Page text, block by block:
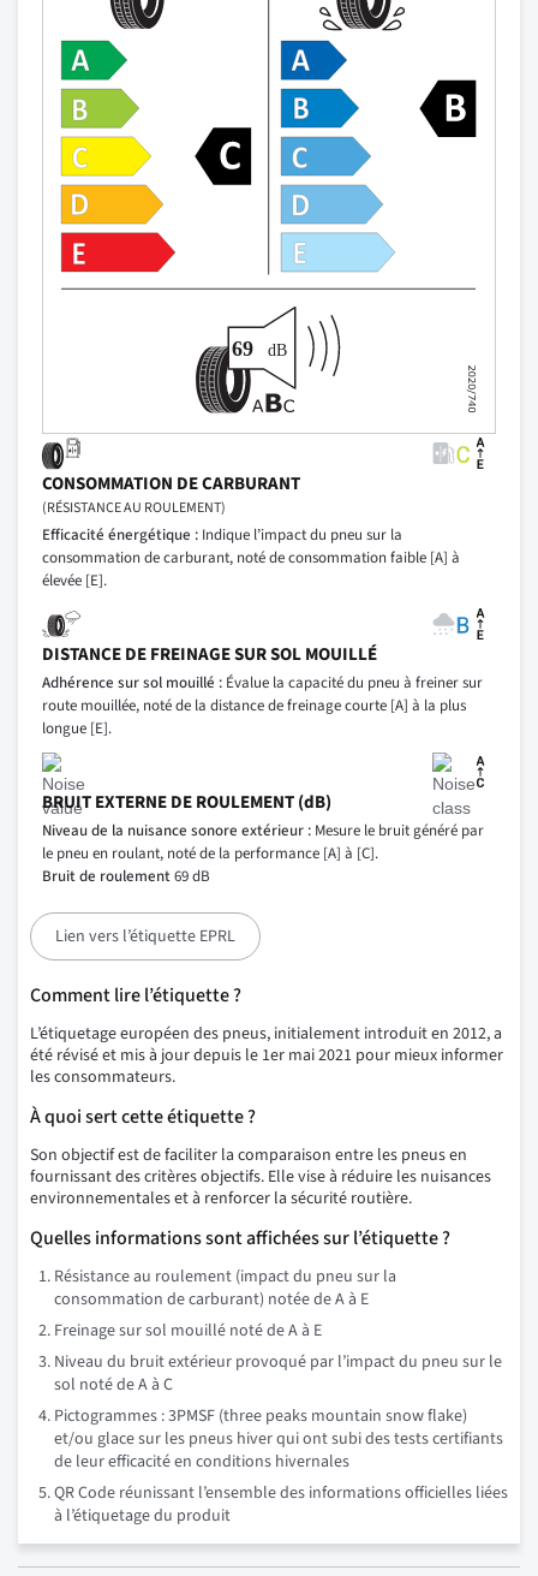
CONSOMMATION DE CARBURANT
(RÉSISTANCE AU ROULEMENT)
Efficacité énergétique : Indique l’impact du pneu sur la
consommation de carburant, noté de consommation faible [A] à
élevée [E].
DISTANCE DE FREINAGE SUR SOL MOUILLÉ
Adhérence sur sol mouillé : Évalue la capacité du pneu à freiner sur
route mouillée, noté de la distance de freinage courte [A] à la plus
longue [E].
BRUIT EXTERNE DE ROULEMENT (dB)
Niveau de la nuisance sonore extérieur : Mesure le bruit généré par
le pneu en roulant, noté de la performance [A] à [C].
Bruit de roulement69 dB
Lien vers l’étiquette EPRL
Comment lire l’étiquette ?
L’étiquetage européen des pneus, initialement introduit en 2012, a
été révisé et mis à jour depuis le 1er mai 2021 pour mieux informer
les consommateurs.
À quoi sert cette étiquette ?
Son objectif est de faciliter la comparaison entre les pneus en
fournissant des critères objectifs. Elle vise à réduire les nuisances
environnementales et à renforcer la sécurité routière.
Quelles informations sont affichées sur l’étiquette ?
Résistance au roulement (impact du pneu sur la
consommation de carburant) notée de A à E
Freinage sur sol mouillé noté de A à E
Niveau du bruit extérieur provoqué par l’impact du pneu sur le
sol noté de A à C
Pictogrammes : 3PMSF (three peaks mountain snow flake)
et/ou glace sur les pneus hiver qui ont subi des tests certifiants
de leur efficacité en conditions hivernales
QR Code réunissant l’ensemble des informations officielles liées
à l’étiquetage du produit